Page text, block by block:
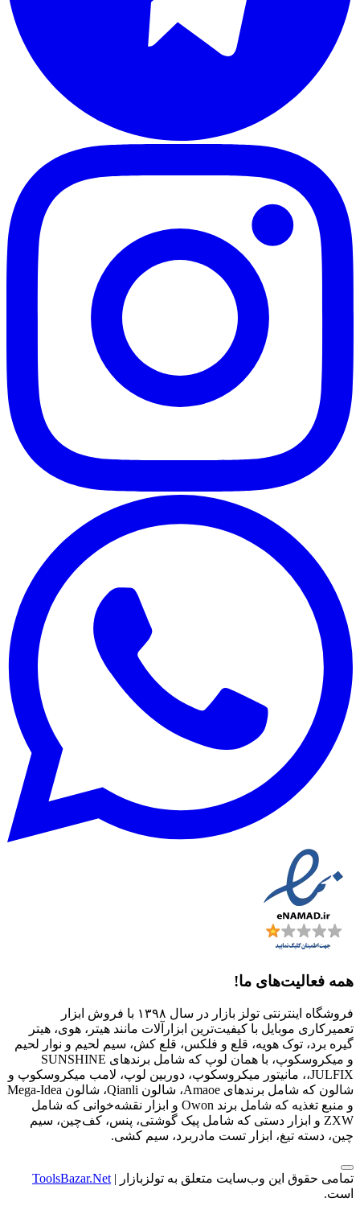
همه فعالیت‌های ما!
فروشگاه اینترنتی تولز بازار در سال ۱۳۹۸ با فروش ابزار
تعمیرکاری موبایل با کیفیت‌ترین ابزارآلات مانند هیتر، هوی، هیتر
گیره برد، توک هویه، قلع و فلکس، قلع کش، سیم لحیم و نوار لحیم
و میکروسکوپ، با همان لوپ که شامل برندهای SUNSHINE
،JULFIX، مانیتور میکروسکوپ، دوربین لوپ، لامب میکروسکوپ و
شالون که شامل برندهای Amaoe، شالون Qianli، شالون Mega-Idea
و منبع تغذیه که شامل برند Owon و ابزار نقشه‌خوانی که شامل
ZXW و ابزار دستی که شامل پیک گوشتی، پنس، کف‌چین، سیم
چین، دسته تیغ، ابزار تست مادربرد، سیم کشی.
تمامی حقوق این وب‌سایت متعلق به تولزبازار | ToolsBazar.Net
است.